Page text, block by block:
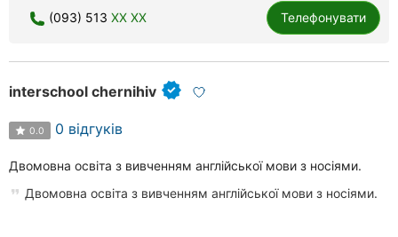
(093) 513 XX XX Телефонувати
interschool chernihiv
0.0 0 відгуків
Двомовна освіта з вивченням англійської мови з носіями.
Двомовна освіта з вивченням англійської мови з носіями.